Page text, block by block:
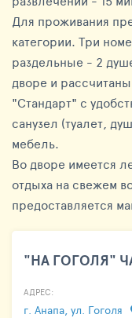
Для проживания
категории. Три
раздельные - 2
дворе и
"Стандарт" с
санузел (туалет,
мебель.
Во дворе имеется
отдыха на свежем
предоставляется
"НА ГОГОЛЯ"
АДРЕС:
г. Анапа, ул. Гоголя